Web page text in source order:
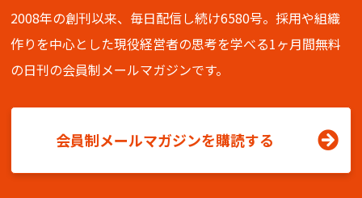
2008年の創刊以来、毎日配信し続け6580号。採用や組織
作りを中心とした現役経営者の思考を学べる1ヶ月間無料
の日刊の会員制メールマガジンです。
会員制メールマガジンを購読する